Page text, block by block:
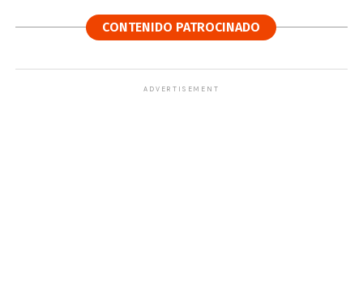
CONTENIDO PATROCINADO
ADVERTISEMENT